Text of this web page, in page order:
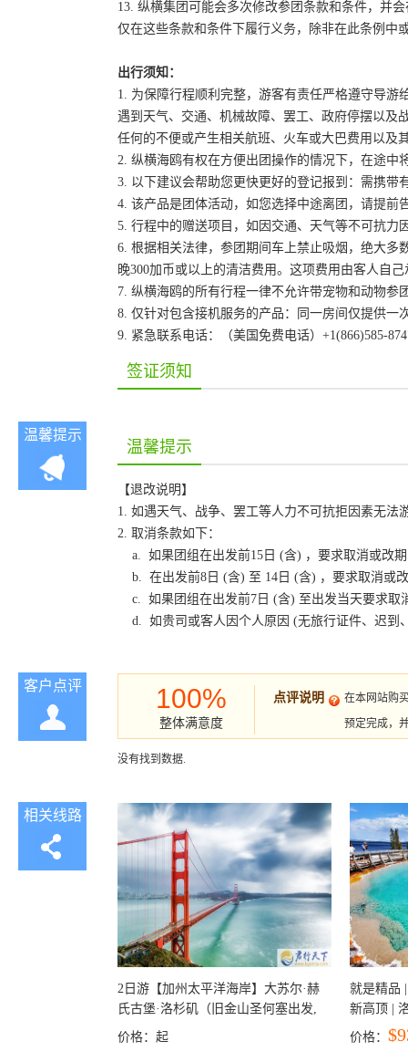
13. 纵横集团可能会多次修改参团条款和条件，并
仅在这些条款和条件下履行义务，除非在此条例中
出行须知：
1. 为保障行程顺利完整，游客有责任严格遵守导
遇到天气、交通、机械故障、罢工、政府停摆以及
任何的不便或产生相关航班、火车或大巴费用以及
2. 纵横海鸥有权在方便出团操作的情况下，在途
3. 以下建议会帮助您更快更好的登记报到：需携
4. 该产品是团体活动，如您选择中途离团，请提
5. 行程中的赠送项目，如因交通、天气等不可抗
6. 根据相关法律，参团期间车上禁止吸烟，绝大
晚300加币或以上的清洁费用。这项费用由客人自
7. 纵横海鸥的所有行程一律不允许带宠物和动物参
8. 仅针对包含接机服务的产品：同一房间仅提供
9. 紧急联系电话：（美国免费电话）+1(866)585-
签证须知
温馨提示
温馨提示
【退改说明】
1. 如遇天气、战争、罢工等人力不可抗拒因素无
2. 取消条款如下：
a. 如果团组在出发前15日 (含) ，要求取消或改
b. 在出发前8日 (含) 至 14日 (含) ，要求取消或
c. 如果团组在出发前7日 (含) 至出发当天要求取
d. 如贵司或客人因个人原因 (无旅行证件、迟到
客户点评 100%
整体满意度
点评说明
在本网站购
预定完成，
没有找到数据.
相关线路
2日游【加州太平洋海岸】大苏尔·赫
氏古堡·洛杉矶（旧金山圣何塞出发,
洛杉矶结束）
价格： 起
就是精品
新高顶 |
彩穴+马
价格：